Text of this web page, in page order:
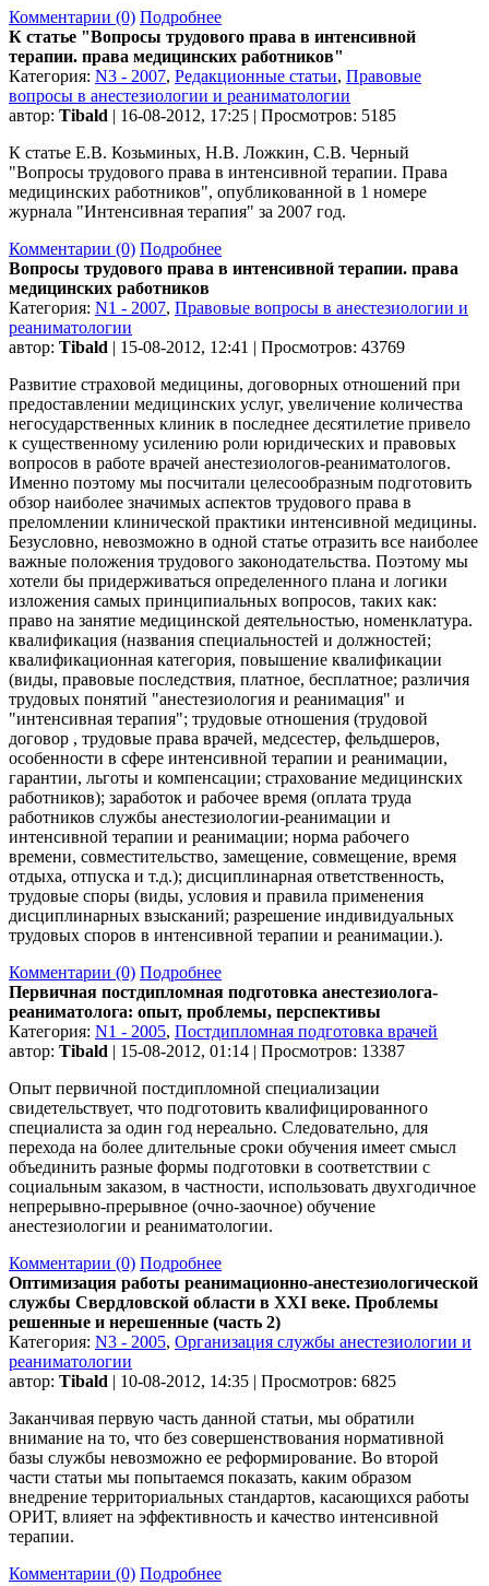
Комментарии (0) Подробнее
К статье "Вопросы трудового права в интенсивной
терапии. права медицинских работников"
Категория: N3 - 2007, Редакционные статьи, Правовые
вопросы в анестезиологии и реаниматологии
автор: Tibald | 16-08-2012, 17:25 | Просмотров: 5185
К статье Е.В. Козьминых, Н.В. Ложкин, С.В. Черный
"Вопросы трудового права в интенсивной терапии. Права
медицинских работников", опубликованной в 1 номере
журнала "Интенсивная терапия" за 2007 год.
Комментарии (0) Подробнее
Вопросы трудового права в интенсивной терапии. права
медицинских работников
Категория: N1 - 2007, Правовые вопросы в анестезиологии и
реаниматологии
автор: Tibald | 15-08-2012, 12:41 | Просмотров: 43769
Развитие страховой медицины, договорных отношений при
предоставлении медицинских услуг, увеличение количества
негосударственных клиник в последнее десятилетие привело
к существенному усилению роли юридических и правовых
вопросов в работе врачей анестезиологов-реаниматологов.
Именно поэтому мы посчитали целесообразным подготовить
обзор наиболее значимых аспектов трудового права в
преломлении клинической практики интенсивной медицины.
Безусловно, невозможно в одной статье отразить все наиболее
важные положения трудового законодательства. Поэтому мы
хотели бы придерживаться определенного плана и логики
изложения самых принципиальных вопросов, таких как:
право на занятие медицинской деятельностью, номенклатура.
квалификация (названия специальностей и должностей;
квалификационная категория, повышение квалификации
(виды, правовые последствия, платное, бесплатное; различия
трудовых понятий "анестезиология и реанимация" и
"интенсивная терапия"; трудовые отношения (трудовой
договор , трудовые права врачей, медсестер, фельдшеров,
особенности в сфере интенсивной терапии и реанимации,
гарантии, льготы и компенсации; страхование медицинских
работников); заработок и рабочее время (оплата труда
работников службы анестезиологии-реанимации и
интенсивной терапии и реанимации; норма рабочего
времени, совместительство, замещение, совмещение, время
отдыха, отпуска и т.д.); дисциплинарная ответственность,
трудовые споры (виды, условия и правила применения
дисциплинарных взысканий; разрешение индивидуальных
трудовых споров в интенсивной терапии и реанимации.).
Комментарии (0) Подробнее
Первичная постдипломная подготовка анестезиолога-
реаниматолога: опыт, проблемы, перспективы
Категория: N1 - 2005, Постдипломная подготовка врачей
автор: Tibald | 15-08-2012, 01:14 | Просмотров: 13387
Опыт первичной постдипломной специализации
свидетельствует, что подготовить квалифицированного
специалиста за один год нереально. Следовательно, для
перехода на более длительные сроки обучения имеет смысл
объединить разные формы подготовки в соответствии с
социальным заказом, в частности, использовать двухгодичное
непрерывно-прерывное (очно-заочное) обучение
анестезиологии и реаниматологии.
Комментарии (0) Подробнее
Оптимизация работы реанимационно-анестезиологической
службы Свердловской области в XXI веке. Проблемы
решенные и нерешенные (часть 2)
Категория: N3 - 2005, Организация службы анестезиологии и
реаниматологии
автор: Tibald | 10-08-2012, 14:35 | Просмотров: 6825
Заканчивая первую часть данной статьи, мы обратили
внимание на то, что без совершенствования нормативной
базы службы невозможно ее реформирование. Во второй
части статьи мы попытаемся показать, каким образом
внедрение территориальных стандартов, касающихся работы
ОРИТ, влияет на эффективность и качество интенсивной
терапии.
Комментарии (0) Подробнее